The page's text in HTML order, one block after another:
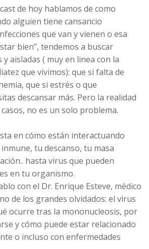
de hoy hablamos de como
alguien tiene cansancio
que van y vienen o esa
bien”, tendemos a buscar
aisladas ( muy en linea con la
que vivimos): que si falta de
que si estrés o que
descansar más. Pero la realidad
no es un solo problema.
en cómo están interactuando
tu descanso, tu masa
hasta virus que pueden
en tu organismo.
con el Dr. Enrique Esteve, médico
de los grandes olvidados: el virus
ocurre tras la mononucleosis, por
y cómo puede estar relacionado
o incluso con enfermedades